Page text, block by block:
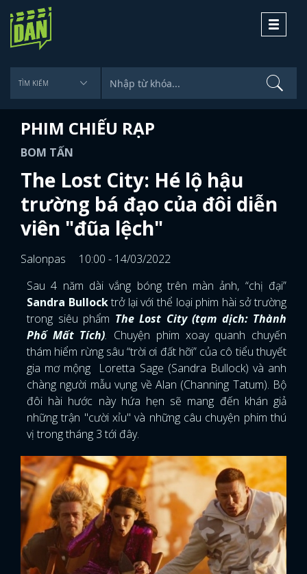
Toggle
PHIM CHIẾU RẠP
BOM TẤN
The Lost City: Hé lộ hậu
trường bá đạo của đôi diễn
viên "đũa lệch"
Salonpas
10:00 - 14/03/2022
Sau 4 năm dài vắng bóng trên màn ảnh, “chị đại”
Sandra Bullocktrở lại với thể loại phim hài sở trường
trong siêu phẩm The Lost City (tạm dịch: Thành
Phố Mất Tích). Chuyện phim xoay quanh chuyến
thám hiểm rừng sâu “trời ơi đất hỡi” của cô tiểu thuyết
gia mơ mộng Loretta Sage (Sandra Bullock) và anh
chàng người mẫu vụng về Alan (Channing Tatum). Bộ
đôi hài hước này hứa hẹn sẽ mang đến khán giả
những trận "cười xỉu" và những câu chuyện phim thú
vị trong tháng 3 tới đây.